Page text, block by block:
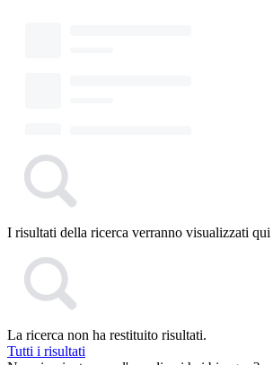
I risultati della ricerca verranno visualizzati qui
La ricerca non ha restituito risultati.
Tutti i risultati